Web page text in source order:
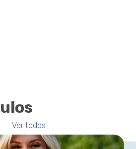
Ver todos